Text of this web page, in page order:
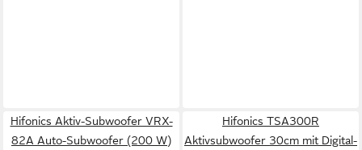
Hifonics Aktiv-Subwoofer VRX-
82A Auto-Subwoofer (200 W)
Hifonics TSA300R
Aktivsubwoofer 30cm mit Digital-